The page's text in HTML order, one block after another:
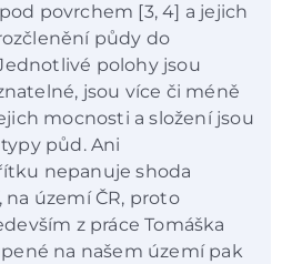
povrchem [3, 4] a jejich
půdy do
polohy jsou
jsou více či méně
mocnosti a složení jsou
půd. Ani
nepanuje shoda
území ČR, proto
z práce Tomáška
na našem území pak